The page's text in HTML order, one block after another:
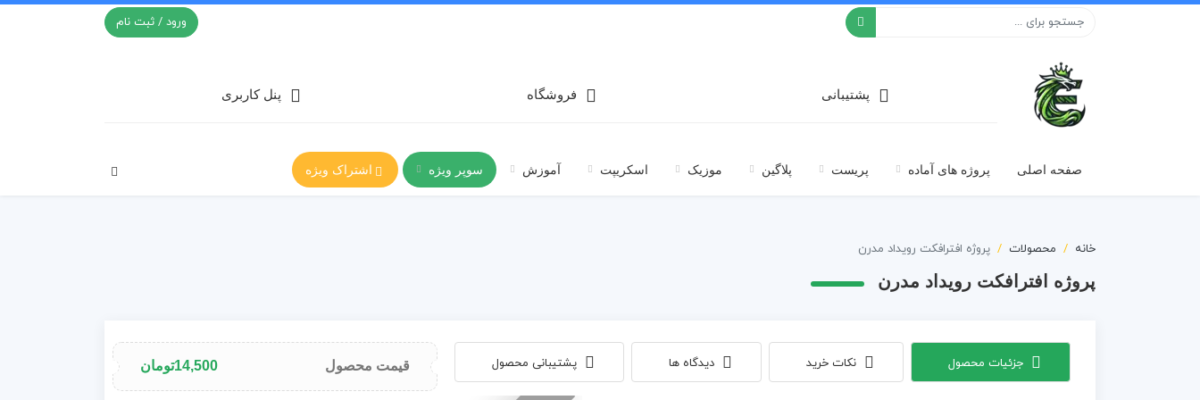
ورود / ثبت نام
پشتیبانی فروشگاه پنل کاربری
صفحه اصلی پروژه های آماده پریست پلاگین موزیک اسکریپت آموزش سوپر ویژه اشتراک ویژه
خانه محصولات پروژه افترافکت رویداد مدرن
پروژه افترافکت رویداد مدرن
جزئیات محصول نکات خرید دیدگاه ها پشتیبانی محصول قیمت محصول 14,500تومان